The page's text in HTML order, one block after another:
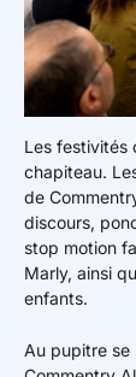
Les festivités
chapiteau.
de
discours,
stop motion
Marly, ainsi
enfants.
Au pupitre se